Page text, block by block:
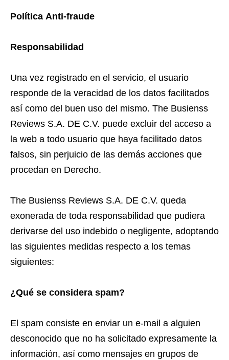
Política Anti-fraude
Responsabilidad
Una vez registrado en el servicio, el usuario
responde de la veracidad de los datos facilitados
así como del buen uso del mismo. The Busienss
Reviews S.A. DE C.V. puede excluir del acceso a
la web a todo usuario que haya facilitado datos
falsos, sin perjuicio de las demás acciones que
procedan en Derecho.
The Busienss Reviews S.A. DE C.V. queda
exonerada de toda responsabilidad que pudiera
derivarse del uso indebido o negligente, adoptando
las siguientes medidas respecto a los temas
siguientes:
¿Qué se considera spam?
El spam consiste en enviar un e-mail a alguien
desconocido que no ha solicitado expresamente la
información, así como mensajes en grupos de